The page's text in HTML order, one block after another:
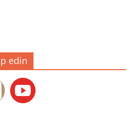
edin